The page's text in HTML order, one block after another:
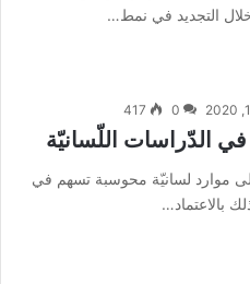
التجديد في نمط…
0
417
في الدّراسات اللّسانيّة
موارد لسانيّة محوسبة تسهم في
بالاعتماد…